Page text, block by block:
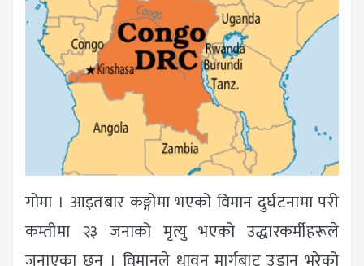
गोमा । आइतबार कङ्गोमा भएको विमान दुर्घटनामा परी
कम्तीमा २३ जनाको मृत्यु भएको उद्धारकर्मीहरूले